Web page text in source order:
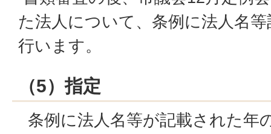
た法人について、条例に法人名
行います。
（5）指定
条例に法人名等が記載された年